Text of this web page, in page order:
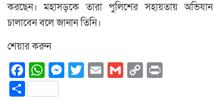
করছেন। মহাসড়কে তারা পুলিশের সহায়তায় অভিযান
চালাবেন বলে জানান তিনি।
শেয়ার করুন
Facebook
WhatsApp
Messenger
Twitter
EmailGmail
Copy
Share